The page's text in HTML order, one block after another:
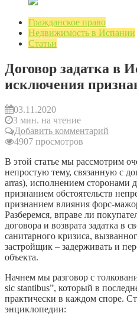
Гражданское право
Недвижимость в Испании
Статьи
Договор задатка в
исключения
03.11.2020
3 мин. на чтение
Добавить комментарий
4907 просмотров
В этой статье мы рассмотрим
непростую тему, связанную с
arras), исполнением сторонами
признанием обстоятельств
признанием влияния форс-
Разберемся, вправе ли
договора и возврата задатка в
санитарного кризиса,
застройщик – задерживать и
объекта.
Начнем мы разговор с
sic stantibus”, который в
практически в каждом споре.
энциклопедии: